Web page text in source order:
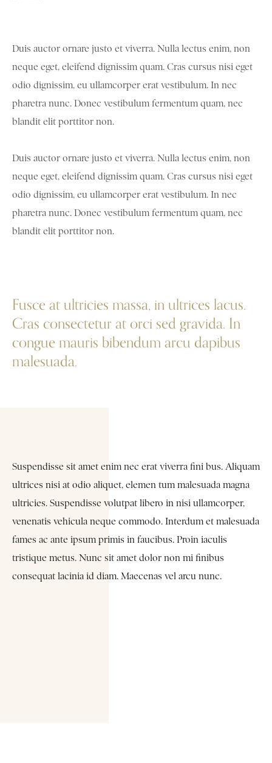
Duis auctor ornare justo et viverra. Nulla lectus enim, non
neque eget, eleifend dignissim quam. Cras cursus nisi eget
odio dignissim, eu ullamcorper erat vestibulum. In nec
pharetra nunc. Donec vestibulum fermentum quam, nec
blandit elit porttitor non.
Duis auctor ornare justo et viverra. Nulla lectus enim, non
neque eget, eleifend dignissim quam. Cras cursus nisi eget
odio dignissim, eu ullamcorper erat vestibulum. In nec
pharetra nunc. Donec vestibulum fermentum quam, nec
blandit elit porttitor non.
Fusce at ultricies massa, in ultrices lacus.
Cras consectetur at orci sed gravida. In
congue mauris bibendum arcu dapibus
malesuada.
Suspendisse sit amet enim nec erat viverra fini bus. Aliquam
ultrices nisi at odio aliquet, elemen tum malesuada magna
ultricies. Suspendisse volutpat libero in nisi ullamcorper,
venenatis vehicula neque commodo. Interdum et malesuada
fames ac ante ipsum primis in faucibus. Proin iaculis
tristique metus. Nunc sit amet dolor non mi finibus
consequat lacinia id diam. Maecenas vel arcu nunc.